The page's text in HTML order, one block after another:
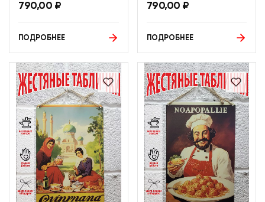
790,00 ₽
ПОДРОБНЕЕ
790,00 ₽
ПОДРОБНЕЕ